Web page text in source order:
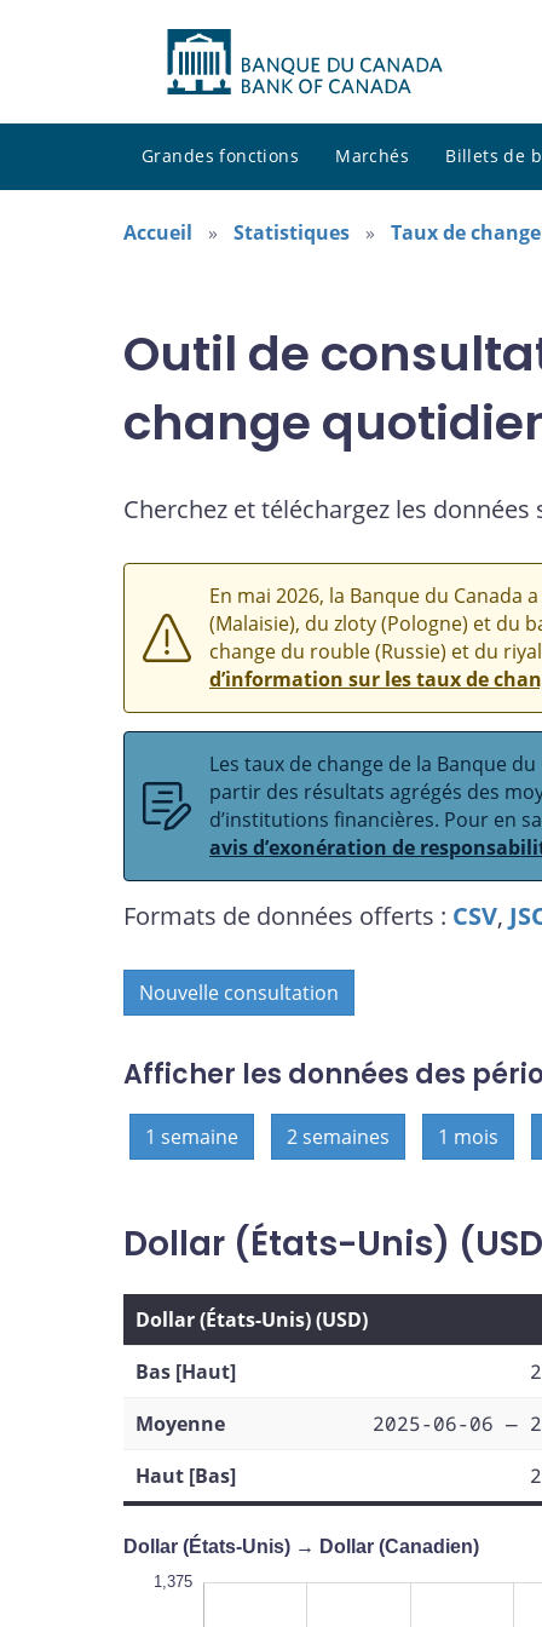
Grandes fonctions Marchés Billets de
Accueil Statistiques Taux de change
Outil de
change
Cherchez et téléchargez les données
En mai 2026, la Banque du
(Malaisie), du zloty (Pologne) et du
change du rouble (Russie) et du
d’information sur les taux de
Les taux de change de la Banque
partir des résultats agrégés des
d’institutions financières. Pour en
avis d’exonération de
Formats de données offerts : CSV,
Nouvelle consultation
Afficher les données des
1 semaine 2 semaines 1 mois
Dollar (États-Unis)
Dollar (États-Unis) (USD)
Bas [Haut]
Moyenne
2025-06-06 —
Haut [Bas]
Dollar (États-Unis) → Dollar (Canadien)
1,375